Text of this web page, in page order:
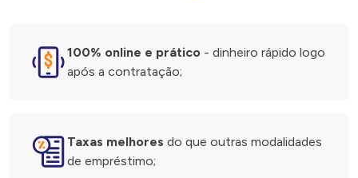
100% online e prático - dinheiro rápido logo
após a contratação;
Taxas melhores do que outras modalidades
de empréstimo;